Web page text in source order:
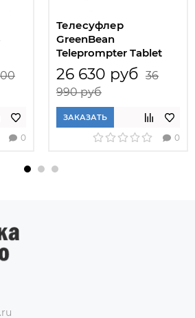
0
Телесуфлер
GreenBean
Teleprompter Tablet
11Pro
26 630 руб 36
990 руб
ЗАКАЗАТЬ
0